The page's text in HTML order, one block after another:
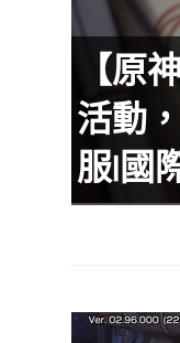
薦【原
活動
服|國